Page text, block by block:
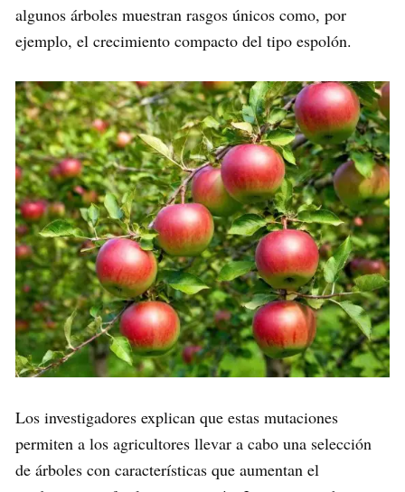
algunos árboles muestran rasgos únicos como, por
ejemplo, el crecimiento compacto del tipo espolón.
Los investigadores explican que estas mutaciones
permiten a los agricultores llevar a cabo una selección
de árboles con características que aumentan el